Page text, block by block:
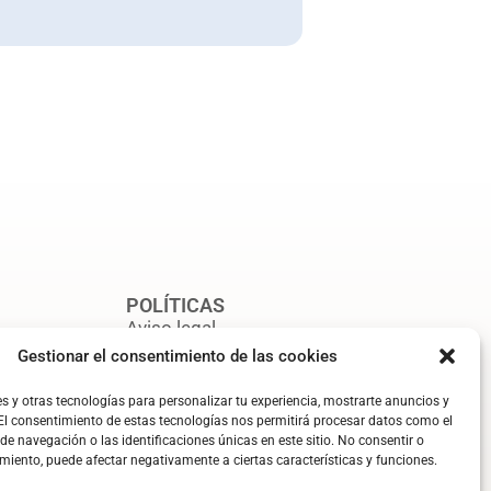
Gestionar el consentimiento de las cookies
y otras tecnologías para personalizar tu experiencia, mostrarte anuncios y
consentimiento de estas tecnologías nos permitirá procesar datos como el
navegación o las identificaciones únicas en este sitio. No consentir o
puede afectar negativamente a ciertas características y funciones.
POLÍTICAS
Aviso legal
Política de privacidad
Política de cookies